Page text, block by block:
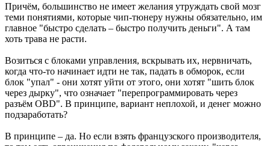
Причём, большинство не имеет желания утруждать свой мозг
теми понятиями, которые чип-тюнеру нужны обязательно, им
главное "быстро сделать – быстро получить деньги". А там
хоть трава не расти.
Возиться с блоками управления, вскрывать их, нервничать,
когда что-то начинает идти не так, падать в обморок, если
блок "упал" - они хотят уйти от этого, они хотят "шить блок
через дырку", что означает "перепрограммировать через
разъём OBD". В принципе, вариант неплохой, и денег можно
подзаработать?
В принципе – да. Но если взять французского производителя,